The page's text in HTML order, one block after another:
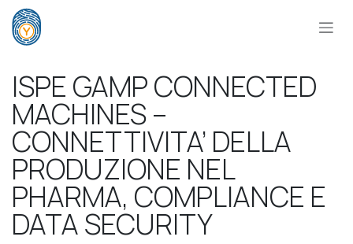
Passa al contenuto
ISPE GAMP CONNECTED
MACHINES –
CONNETTIVITA’ DELLA
PRODUZIONE NEL
PHARMA, COMPLIANCE E
DATA SECURITY